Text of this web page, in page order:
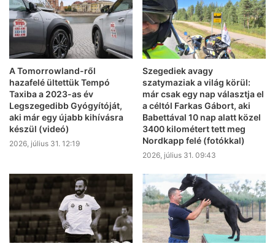
A Tomorrowland-ről
hazafelé ültettük Tempó
Taxiba a 2023-as év
Legszegedibb Gyógyítóját,
aki már egy újabb kihívásra
készül (videó)
2026, július 31. 12:19
Szegediek avagy
szatymaziak a világ körül:
már csak egy nap választja el
a céltól Farkas Gábort, aki
Babettával 10 nap alatt közel
3400 kilométert tett meg
Nordkapp felé (fotókkal)
2026, július 31. 09:43